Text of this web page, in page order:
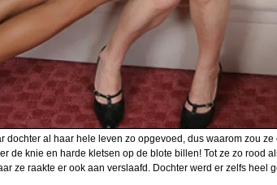
dochter al haar hele leven zo opgevoed, dus waarom zou
de knie en harde kletsen op de blote billen! Tot ze zo rood
ze raakte er ook aan verslaafd. Dochter werd er zelfs heel